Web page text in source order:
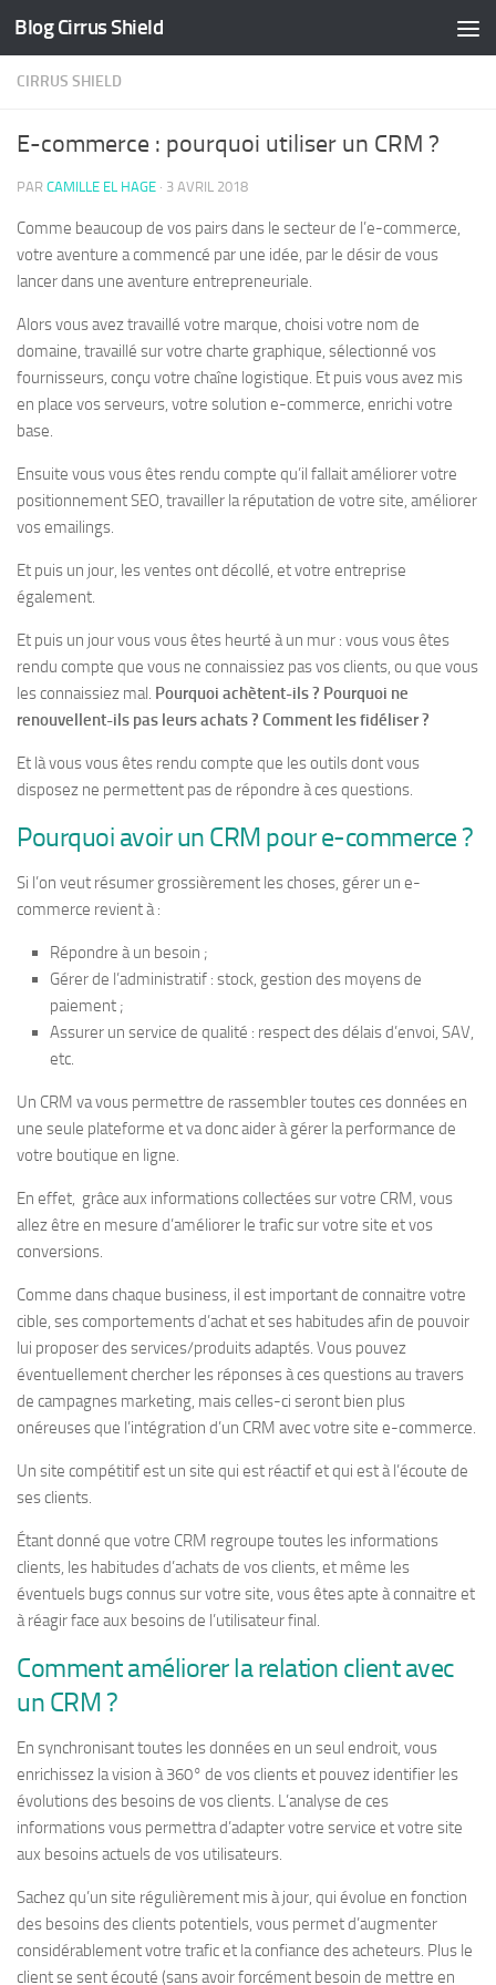
Skip to content
Blog Cirrus Shield
CIRRUS SHIELD
E-commerce : pourquoi utiliser un CRM ?
PAR CAMILLE EL HAGE · 3 AVRIL 2018
Comme beaucoup de vos pairs dans le secteur de l’e-commerce,
votre aventure a commencé par une idée, par le désir de vous
lancer dans une aventure entrepreneuriale.
Alors vous avez travaillé votre marque, choisi votre nom de
domaine, travaillé sur votre charte graphique, sélectionné vos
fournisseurs, conçu votre chaîne logistique. Et puis vous avez mis
en place vos serveurs, votre solution e-commerce, enrichi votre
base.
Ensuite vous vous êtes rendu compte qu’il fallait améliorer votre
positionnement SEO, travailler la réputation de votre site, améliorer
vos emailings.
Et puis un jour, les ventes ont décollé, et votre entreprise
également.
Et puis un jour vous vous êtes heurté à un mur : vous vous êtes
rendu compte que vous ne connaissiez pas vos clients, ou que vous
les connaissiez mal. Pourquoi achètent-ils ? Pourquoi ne
renouvellent-ils pas leurs achats ? Comment les fidéliser ?
Et là vous vous êtes rendu compte que les outils dont vous
disposez ne permettent pas de répondre à ces questions.
Pourquoi avoir un CRM pour e-commerce ?
Si l’on veut résumer grossièrement les choses, gérer un e-
commerce revient à :
Répondre à un besoin ;
Gérer de l’administratif : stock, gestion des moyens de
paiement ;
Assurer un service de qualité : respect des délais d’envoi, SAV,
etc.
Un CRM va vous permettre de rassembler toutes ces données en
une seule plateforme et va donc aider à gérer la performance de
votre boutique en ligne.
En effet, grâce aux informations collectées sur votre CRM, vous
allez être en mesure d’améliorer le trafic sur votre site et vos
conversions.
Comme dans chaque business, il est important de connaitre votre
cible, ses comportements d’achat et ses habitudes afin de pouvoir
lui proposer des services/produits adaptés. Vous pouvez
éventuellement chercher les réponses à ces questions au travers
de campagnes marketing, mais celles-ci seront bien plus
onéreuses que l’intégration d’un CRM avec votre site e-commerce.
Un site compétitif est un site qui est réactif et qui est à l’écoute de
ses clients.
Étant donné que votre CRM regroupe toutes les informations
clients, les habitudes d’achats de vos clients, et même les
éventuels bugs connus sur votre site, vous êtes apte à connaitre et
à réagir face aux besoins de l’utilisateur final.
Comment améliorer la relation client avec
un CRM ?
En synchronisant toutes les données en un seul endroit, vous
enrichissez la vision à 360° de vos clients et pouvez identifier les
évolutions des besoins de vos clients. L’analyse de ces
informations vous permettra d’adapter votre service et votre site
aux besoins actuels de vos utilisateurs.
Sachez qu’un site régulièrement mis à jour, qui évolue en fonction
des besoins des clients potentiels, vous permet d’augmenter
considérablement votre trafic et la confiance des acheteurs. Plus le
client se sent écouté (sans avoir forcément besoin de mettre en